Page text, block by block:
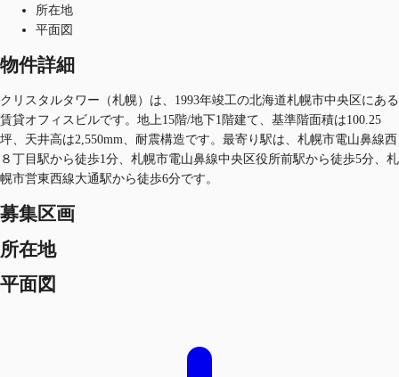
所在地
平面図
物件詳細
クリスタルタワー（札幌）は、1993年竣工の北海道札幌市中央区にある
賃貸オフィスビルです。地上15階/地下1階建て、基準階面積は100.25
坪、天井高は2,550mm、耐震構造です。最寄り駅は、札幌市電山鼻線西
８丁目駅から徒歩1分、札幌市電山鼻線中央区役所前駅から徒歩5分、札
幌市営東西線大通駅から徒歩6分です。
募集区画
所在地
平面図